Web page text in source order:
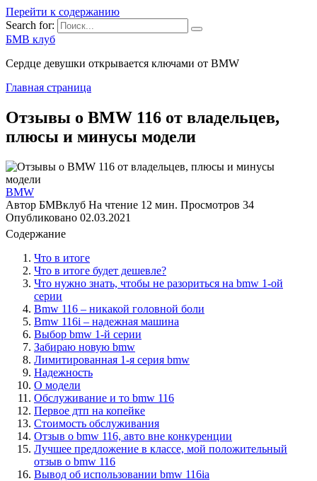
Перейти к содержанию
Search for:
БМВ клуб
Сердце девушки открывается ключами от BMW
Главная страница
Отзывы о BMW 116 от владельцев,
плюсы и минусы модели
BMW
Автор БМВклуб На чтение 12 мин. Просмотров 34
Опубликовано 02.03.2021
Содержание
Что в итоге
Что в итоге будет дешевле?
Что нужно знать, чтобы не разориться на bmw 1-ой
серии
Bmw 116 – никакой головной боли
Bmw 116i – надежная машина
Выбор bmw 1-й серии
Забираю новую bmw
Лимитированная 1-я серия bmw
Надежность
О модели
Обслуживание и то bmw 116
Первое дтп на копейке
Стоимость обслуживания
Отзыв о bmw 116, авто вне конкуренции
Лучшее предложение в классе, мой положительный
отзыв о bmw 116
Вывод об использовании bmw 116ia